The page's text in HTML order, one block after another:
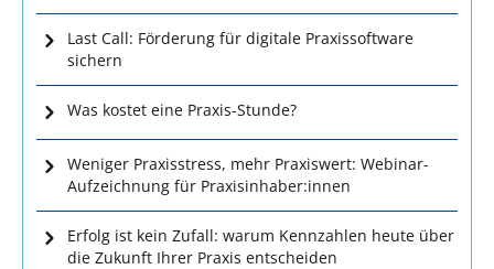
Last Call: Förderung für digitale Praxissoftware
sichern
Was kostet eine Praxis-Stunde?
Weniger Praxisstress, mehr Praxiswert: Webinar-
Aufzeichnung für Praxisinhaber:innen
Erfolg ist kein Zufall: warum Kennzahlen heute über
die Zukunft Ihrer Praxis entscheiden